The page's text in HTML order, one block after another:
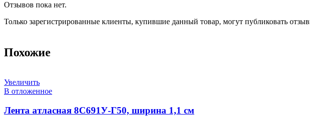
Отзывов пока нет.
Только зарегистрированные клиенты, купившие данный товар, могут публиковать
Похожие
Увеличить
В отложенное
Лента атласная 8С691У-Г50, ширина 1,1 см